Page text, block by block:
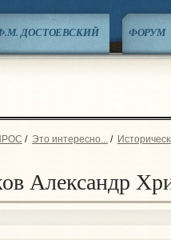
ДОСТОЕВСКИЙ ФОРУМ
/ Это интересно.../
Александр